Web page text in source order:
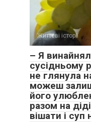
Життєві історії
– Я
сусідньому
не глянула
можеш
його
разом на
вішати і суп